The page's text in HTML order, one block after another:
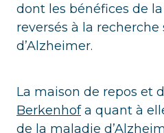
dont les bénéfices de
reversés à la
d’Alzheimer.
La maison de repos et
Berkenhofa quant à
de la maladie